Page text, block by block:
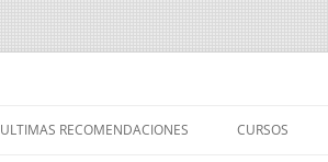
al
ULTIMAS RECOMENDACIONES CURSOS